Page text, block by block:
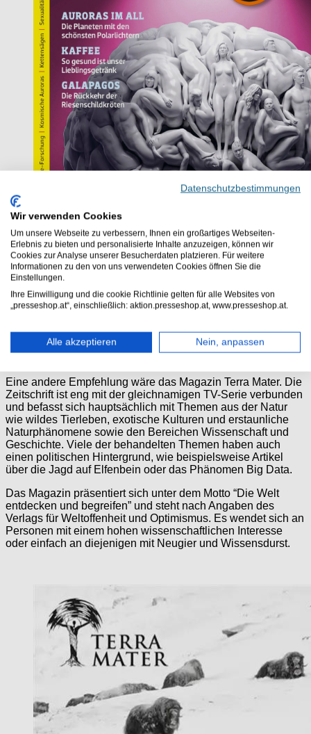
Das P.M. Magazin erscheint monatlich unter dem
Eine andere Empfehlung wäre das Magazin Terra Mater. Die
Zeitschrift ist eng mit der gleichnamigen TV-Serie verbunden
und befasst sich hauptsächlich mit Themen aus der Natur
wie wildes Tierleben, exotische Kulturen und erstaunliche
Naturphänomene sowie den Bereichen Wissenschaft und
Geschichte. Viele der behandelten Themen haben auch
einen politischen Hintergrund, wie beispielsweise Artikel
über die Jagd auf Elfenbein oder das Phänomen Big Data.
Das Magazin präsentiert sich unter dem Motto “Die Welt
entdecken und begreifen” und steht nach Angaben des
Verlags für Weltoffenheit und Optimismus. Es wendet sich an
Personen mit einem hohen wissenschaftlichen Interesse
oder einfach an diejenigen mit Neugier und Wissensdurst.
Datenschutzbestimmungen
Wir verwenden Cookies
Um unsere Webseite zu verbessern, Ihnen ein großartiges Webseiten-
Erlebnis zu bieten und personalisierte Inhalte anzuzeigen, können wir
Cookies zur Analyse unserer Besucherdaten platzieren. Für weitere
Informationen zu den von uns verwendeten Cookies öffnen Sie die
Einstellungen.
Ihre Einwilligung und die cookie Richtlinie gelten für alle Websites von
„presseshop.at“, einschließlich: aktion.presseshop.at, www.presseshop.at.
Alle akzeptieren Nein, anpassen